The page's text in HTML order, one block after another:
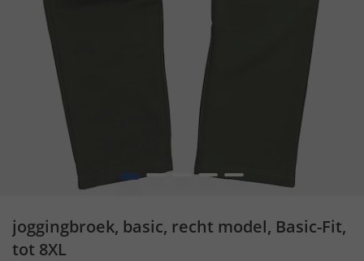
1 4 5
joggingbroek, basic, recht model, Basic-Fit,
tot 8XL